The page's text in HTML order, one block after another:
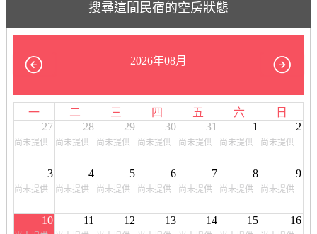
搜尋這間民宿的空房狀態
2026年08月
一 二 三 四 五 六
日
27
尚未提供
28
尚未提供
29
尚未提供
30
尚未提供
31
尚未提供
1
尚未提供
2
尚未提供
3
尚未提供
4
尚未提供
5
尚未提供
6
尚未提供
7
尚未提供
8
尚未提供
9
尚未提供
10 11 12 13 14 15 16